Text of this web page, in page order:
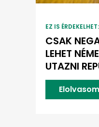
EZ IS ÉRDEKELHET:
CSAK
LEHET
UTAZNI
Elolvasom